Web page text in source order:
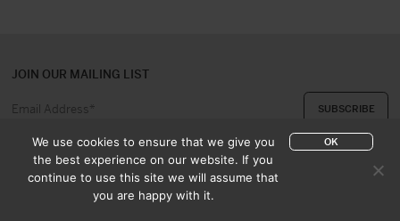
JOIN OUR MAILING LIST
We use cookies to ensure that we give you
the best experience on our website. If you
continue to use this site we will assume that
you are happy with it.
OK